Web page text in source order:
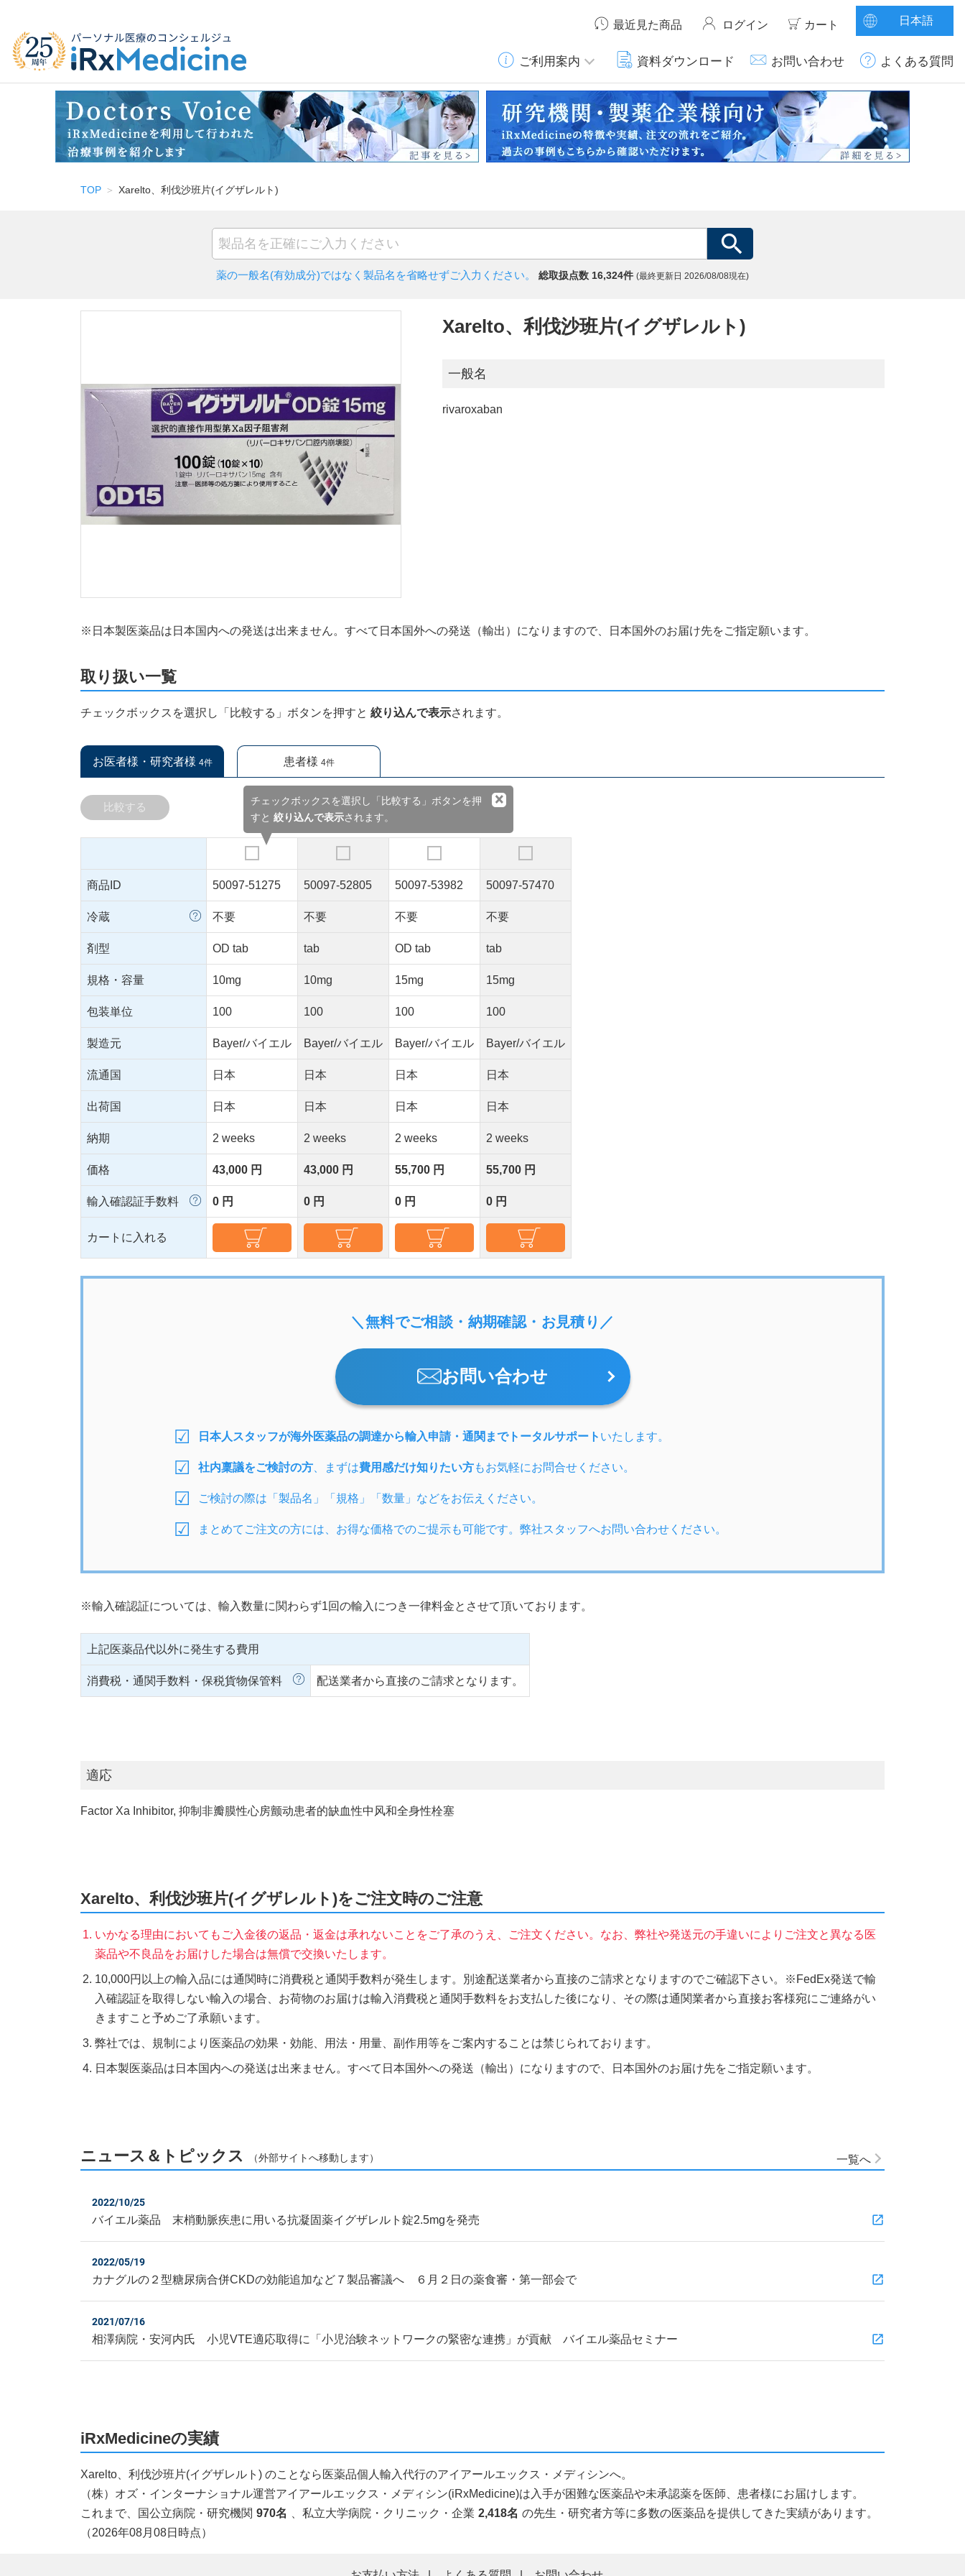
最近見た商品 ログイン カート 日本語
ご利用案内 資料ダウンロード お問い合わせ よくある質問
TOP Xarelto、利伐沙班片(イグザレルト)
薬の一般名(有効成分)ではなく 製品名を省略せずご入力ください。 総取扱点数 16,324件 (最終更新日 2026/08/08現在)
Xarelto、利伐沙班片(イグザレルト)
一般名
rivaroxaban
※日本製医薬品は日本国内への発送は出来ません。すべて日本国外への発送（輸出）になりますので、日本国外のお届け先をご指定願います。
取り扱い一覧
チェックボックスを選択し「比較する」ボタンを押すと絞り込んで表示されます。
お医者様・研究者様 4件 患者様 4件
チェックボックスを選択し「比較する」ボタンを押
すと絞り込んで表示されます。
×
比較する
商品ID 50097-51275 50097-52805 50097-53982 50097-57470
冷蔵 不要 不要 不要 不要
剤型 OD tab tab OD tab tab
規格・容量 10mg 10mg 15mg 15mg
包装単位 100 100 100 100
製造元 Bayer/バイエル Bayer/バイエル Bayer/バイエル Bayer/バイエル
流通国 日本 日本 日本 日本
出荷国 日本 日本 日本 日本
納期 2 weeks 2 weeks 2 weeks 2 weeks
価格 43,000 円 43,000 円 55,700 円 55,700 円
輸入確認証手数料 0 円 0 円 0 円 0 円
カートに入れる
＼無料でご相談・納期確認・お見積り／
お問い合わせ
日本人スタッフが海外医薬品の調達から輸入申請・通関までトータルサポート いたします。
社内稟議をご検討の方 、まずは費用感だけ知りたい方もお気軽にお問合せください。
ご検討の際は「製品名」「規格」「数量」などをお伝えください。
まとめてご注文の方には、お得な価格でのご提示も可能です。弊社スタッフへお問い合わせください。
※輸入確認証については、輸入数量に関わらず1回の輸入につき一律料金とさせて頂いております。
上記医薬品代以外に発生する費用
消費税・通関手数料・保税貨物保管料 配送業者から直接のご請求となります。
適応
Factor Xa Inhibitor, 抑制非瓣膜性心房颤动患者的缺血性中风和全身性栓塞
Xarelto、利伐沙班片(イグザレルト)をご注文時のご注意
いかなる理由においてもご入金後の返品・返金は承れないことをご了承のうえ、ご注文ください。なお、弊社や発送元の手違いによりご注文と異なる医
薬品や不良品をお届けした場合は無償で交換いたします。
10,000円以上の輸入品には通関時に消費税と通関手数料が発生します。別途配送業者から直接のご請求となりますのでご確認下さい。※FedEx発送で輸
入確認証を取得しない輸入の場合、お荷物のお届けは輸入消費税と通関手数料をお支払した後になり、その際は通関業者から直接お客様宛にご連絡がい
きますこと予めご了承願います。
弊社では、規制により医薬品の効果・効能、用法・用量、副作用等をご案内することは禁じられております。
日本製医薬品は日本国内への発送は出来ません。すべて日本国外への発送（輸出）になりますので、日本国外のお届け先をご指定願います。
ニュース＆トピックス （外部サイトへ移動します） 一覧へ
2022/10/25
バイエル薬品 末梢動脈疾患に用いる抗凝固薬イグザレルト錠2.5mgを発売
2022/05/19
カナグルの２型糖尿病合併CKDの効能追加など７製品審議へ ６月２日の薬食審・第一部会で
2021/07/16
相澤病院・安河内氏 小児VTE適応取得に「小児治験ネットワークの緊密な連携」が貢献 バイエル薬品セミナー
iRxMedicineの実績
Xarelto、利伐沙班片(イグザレルト) のことなら医薬品個人輸入代行のアイアールエックス・メディシンへ。
（株）オズ・インターナショナル運営アイアールエックス・メディシン(iRxMedicine)は入手が困難な医薬品や未承認薬を医師、患者様にお届けします。
これまで、国公立病院・研究機関 970名 、私立大学病院・クリニック・企業 2,418名 の先生・研究者方等に多数の医薬品を提供してきた実績があります。
（2026年08月08日時点）